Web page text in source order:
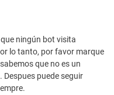
ningún bot visita
lo tanto, por favor marque
que no es un
puede seguir